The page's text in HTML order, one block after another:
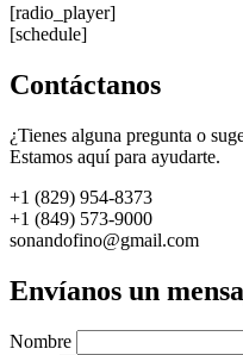
[radio_player]
[schedule]
Contáctanos
¿Tienes alguna pregunta o
Estamos aquí para ayudarte.
+1 (829) 954-8373
+1 (849) 573-9000
sonandofino@gmail.com
Envíanos un
Nombre